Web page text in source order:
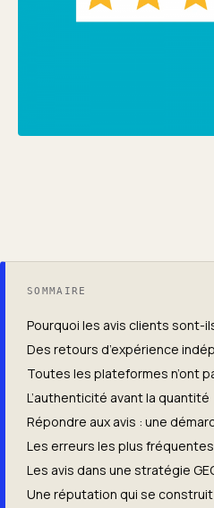
SOMMAIRE
Pourquoi les avis clients sont-
Des retours d’expérience
Toutes les plateformes n’ont
L’authenticité avant la quantité
Répondre aux avis : une
Les erreurs les plus fréquentes
Les avis dans une stratégie
Une réputation qui se